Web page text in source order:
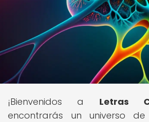
¡Bienvenidos a Letras
encontrarás un universo de